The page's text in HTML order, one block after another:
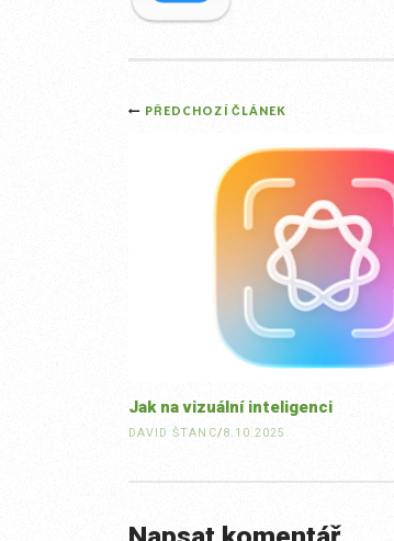
Post
navigation
PŘEDCHOZÍ ČLÁNEK
Jak na vizuální inteligenci
DAVID ŠTANC/8.10.2025